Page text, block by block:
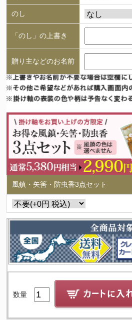
のし
「のし」の上書き
贈り主などのお名前
風鎮・矢筈・防虫香3点セット
数量